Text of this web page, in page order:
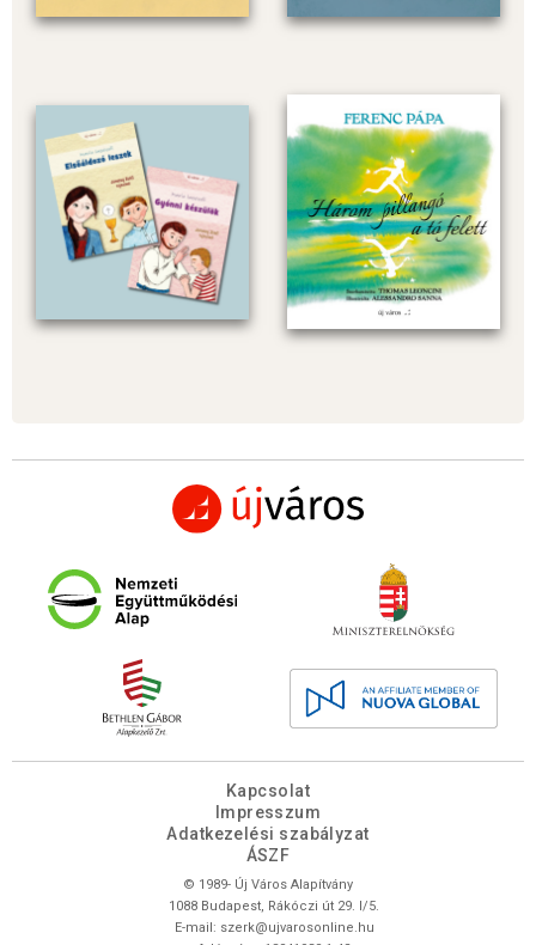
Kapcsolat
Impresszum
Adatkezelési szabályzat
ÁSZF
© 1989- Új Város Alapítvány
1088 Budapest, Rákóczi út 29. I/5.
E-mail: szerk@ujvarosonline.hu